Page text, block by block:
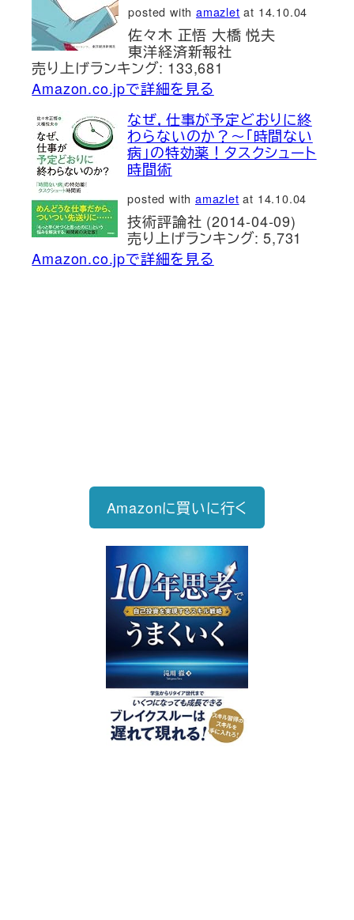
posted with amazlet at 14.10.04
佐々木 正悟 大橋 悦夫
東洋経済新報社
売り上げランキング: 133,681
Amazon.co.jpで詳細を見る
なぜ，仕事が予定どおりに終
わらないのか？～「時間ない
病」の特効薬！タスクシュート
時間術
posted with amazlet at 14.10.04
技術評論社 (2014-04-09)
売り上げランキング: 5,731
Amazon.co.jpで詳細を見る
Amazonに買いに行く